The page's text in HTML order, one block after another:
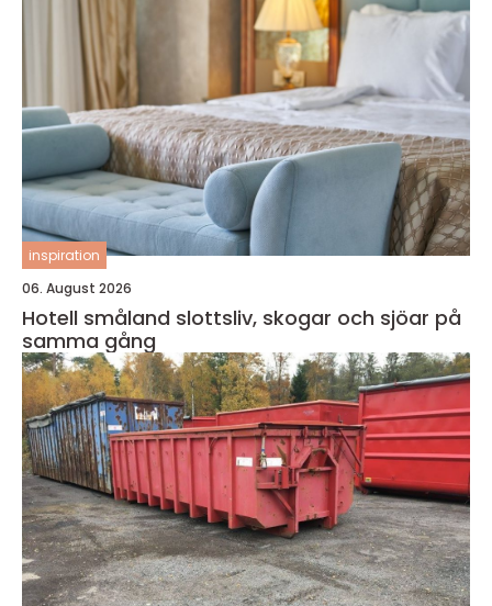
inspiration
06. August 2026
Hotell småland slottsliv, skogar och sjöar på
samma gång